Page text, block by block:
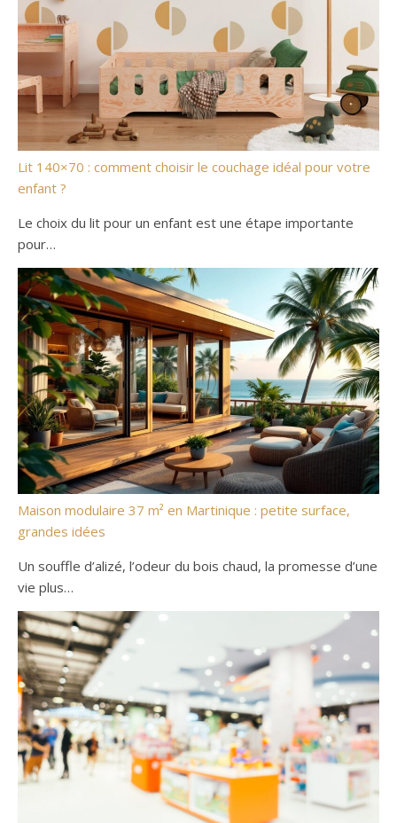
Lit 140×70 : comment choisir le couchage idéal pour votre
enfant ?
Le choix du lit pour un enfant est une étape importante
pour…
Maison modulaire 37 m² en Martinique : petite surface,
grandes idées
Un souffle d’alizé, l’odeur du bois chaud, la promesse d’une
vie plus…